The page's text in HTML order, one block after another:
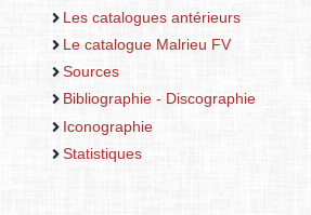
Les catalogues antérieurs
Le catalogue Malrieu FV
Sources
Bibliographie - Discographie
Iconographie
Statistiques